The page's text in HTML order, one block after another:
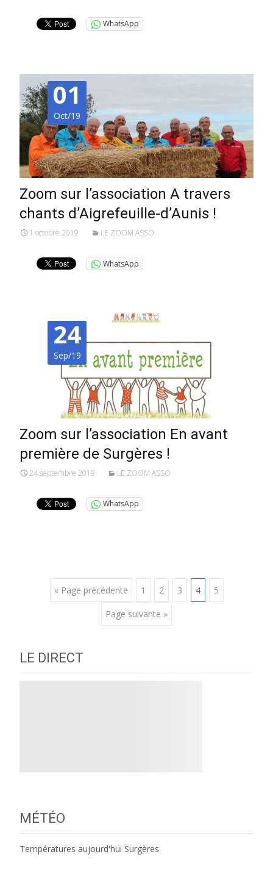
WhatsApp
01
Oct/19
Zoom sur l’association A travers
chants d’Aigrefeuille-d’Aunis !
1 octobre 2019 LE ZOOM ASSO
WhatsApp
24
Sep/19
Zoom sur l’association En avant
première de Surgères !
24 septembre 2019 LE ZOOM ASSO
WhatsApp
Posts
navigation
« Page précédente 1 2 3 4 5
Page suivante »
LE DIRECT
MÉTÉO
Températures aujourd'hui Surgères